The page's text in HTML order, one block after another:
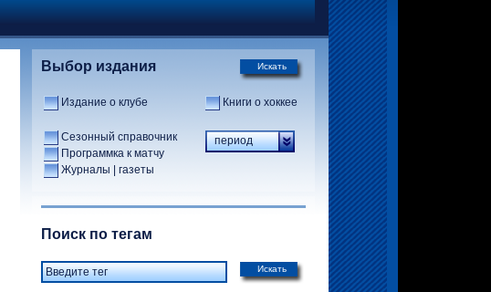
Искать
Выбор издания
Издание о клубе Книги о хоккее
Сезонный справочник
Программка к матчу
Журналы | газеты
период
Поиск по тегам
Искать